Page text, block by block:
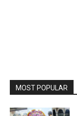
MOST POPULAR